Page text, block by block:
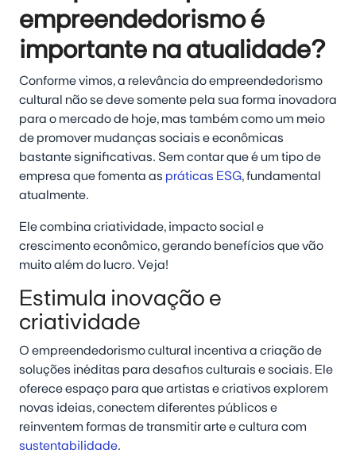
empreendedorismo é
importante na atualidade?
Conforme vimos, a relevância do empreendedorismo
cultural não se deve somente pela sua forma inovadora
para o mercado de hoje, mas também como um meio
de promover mudanças sociais e econômicas
bastante significativas. Sem contar que é um tipo de
empresa que fomenta as práticas ESG, fundamental
atualmente.
Ele combina criatividade, impacto social e
crescimento econômico, gerando benefícios que vão
muito além do lucro. Veja!
Estimula inovação e
criatividade
O empreendedorismo cultural incentiva a criação de
soluções inéditas para desafios culturais e sociais. Ele
oferece espaço para que artistas e criativos explorem
novas ideias, conectem diferentes públicos e
reinventem formas de transmitir arte e cultura com
sustentabilidade.